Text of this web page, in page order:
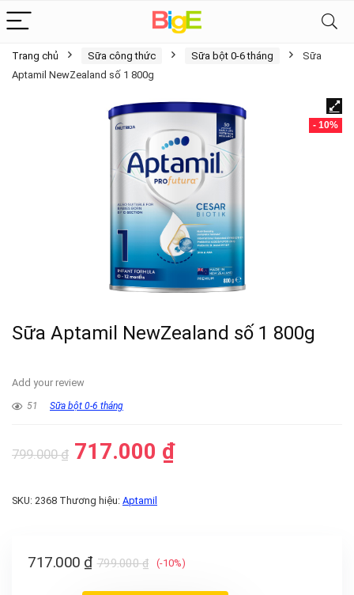
Trang chủ Sữa công thức Sữa bột 0-6 tháng
Sữa
Aptamil NewZealand số 1 800g
- 10%
Sữa Aptamil NewZealand số 1 800g
Add your review
51 Sữa bột 0-6 tháng
799.000₫ 717.000 ₫
SKU: 2368 Thương hiệu: Aptamil
799.000₫
717.000 ₫ (-10%)